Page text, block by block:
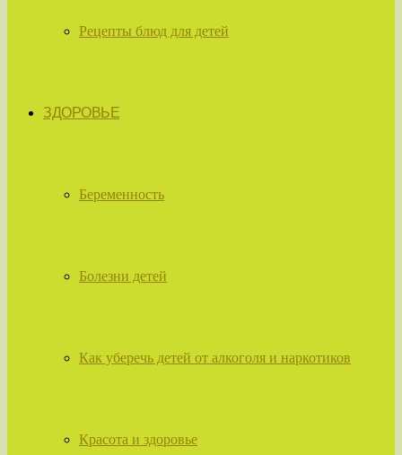
Рецепты блюд для детей
ЗДОРОВЬЕ
Беременность
Болезни детей
Как уберечь детей от алкоголя и наркотиков
Красота и здоровье